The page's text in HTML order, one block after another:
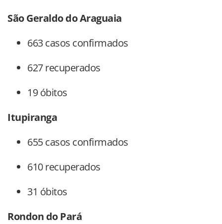
São Geraldo do Araguaia
663 casos confirmados
627 recuperados
19 óbitos
Itupiranga
655 casos confirmados
610 recuperados
31 óbitos
Rondon do Pará